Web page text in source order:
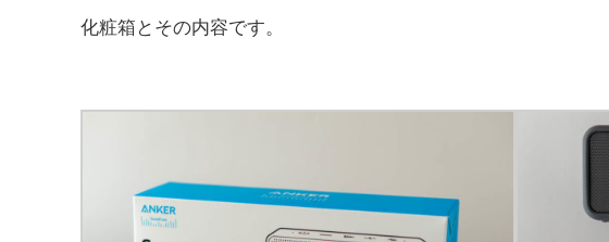
化粧箱とその内容です。